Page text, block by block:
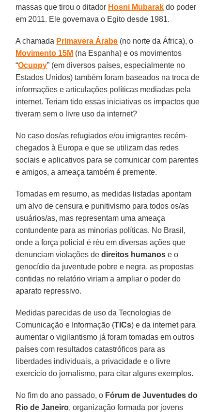
massas que tirou o ditador Hosni Mubarak do poder
em 2011. Ele governava o Egito desde 1981.
A chamada Primavera Árabe (no norte da África), o
Movimento 15M (na Espanha) e os movimentos
“Ocuppy” (em diversos países, especialmente no
Estados Unidos) também foram baseados na troca de
informações e articulações políticas mediadas pela
internet. Teriam tido essas iniciativas os impactos que
tiveram sem o livre uso da internet?
No caso dos/as refugiados e/ou imigrantes recém-
chegados à Europa e que se utilizam das redes
sociais e aplicativos para se comunicar com parentes
e amigos, a ameaça também é premente.
Tomadas em resumo, as medidas listadas apontam
um alvo de censura e punitivismo para todos os/as
usuários/as, mas representam uma ameaça
contundente para as minorias políticas. No Brasil,
onde a força policial é réu em diversas ações que
denunciam violações dedireitos humanos e o
genocídio da juventude pobre e negra, as propostas
contidas no relatório viriam a ampliar o poder do
aparato repressivo.
Medidas parecidas de uso da Tecnologias de
Comunicação e Informação (TICs) e da internet para
aumentar o vigilantismo já foram tomadas em outros
países com resultados catastróficos para as
liberdades individuais, a privacidade e o livre
exercício do jornalismo, para citar alguns exemplos.
No fim do ano passado, o Fórum de Juventudes do
Rio de Janeiro, organização formada por jovens